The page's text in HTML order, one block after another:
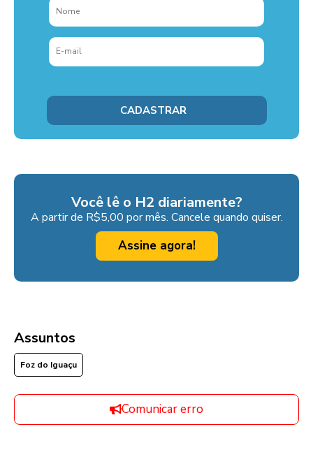
Você lê o H2 diariamente?
A partir de R$5,00 por mês. Cancele quando quiser.
Assine agora!
Assuntos
Foz do Iguaçu
Comunicar erro